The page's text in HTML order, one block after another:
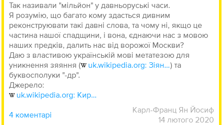
Так називали "мільйон" у давньоруські часи.
Я розумію, що багато кому здасться дивним
реконструювати такі давні слова, та чому ні, якщо це
частина нашої спадщини, і вона, єднаючи нас з мовою
наших предків, далить нас від ворожої Москви?
Даю з властивою українській мові метатезою для
уникнення зяяння (
uk.wikipedia.org: Зіяння
) та
буквосполуки "-др".
Джерело:
uk.wikipedia.org: Кирилична система числення
4 коментарі
Карл-Франц Ян Йосиф
14 лютого 2020